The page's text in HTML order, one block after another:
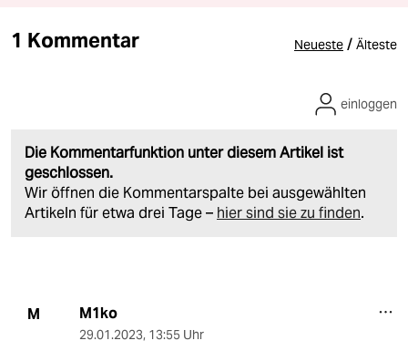
1 Kommentar Neueste / Älteste
Die Kommentarfunktion unter diesem Artikel ist
geschlossen.
Wir öffnen die Kommentarspalte bei ausgewählten
Artikeln für etwa drei Tage – hier sind sie zu finden.
einloggen
M M1ko
29.01.2023, 13:55 Uhr